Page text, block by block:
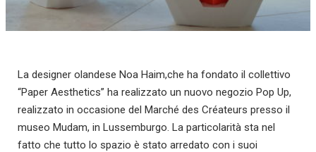
La designer olandese Noa Haim,che ha fondato il collettivo
“Paper Aesthetics” ha realizzato un nuovo negozio Pop Up,
realizzato in occasione del Marché des Créateurs presso il
museo Mudam, in Lussemburgo. La particolarità sta nel
fatto che tutto lo spazio è stato arredato con i suoi